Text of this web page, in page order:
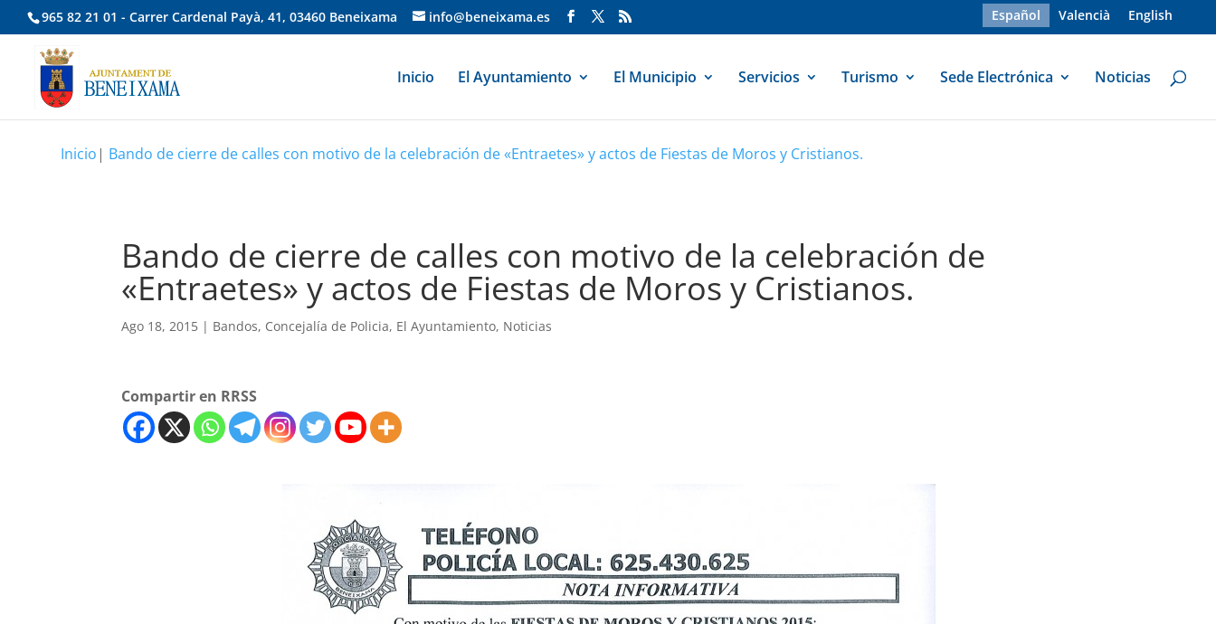
965 82 21 01 - Carrer Cardenal Payà, 41, 03460 Beneixama info@beneixama.es Español Valencià English
Inicio El Ayuntamiento El Municipio Servicios Turismo Sede Electrónica Noticias
Inicio| Bando de cierre de calles con motivo de la celebración de «Entraetes» y actos de Fiestas de Moros y Cristianos.
Bando de cierre de calles con motivo de la celebración de
«Entraetes» y actos de Fiestas de Moros y Cristianos.
Ago 18, 2015 | Bandos, Concejalía de Policia, El Ayuntamiento, Noticias
Compartir en RRSS